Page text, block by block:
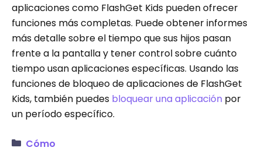
aplicaciones como FlashGet Kids pueden ofrecer
funciones más completas. Puede obtener informes
más detalle sobre el tiempo que sus hijos pasan
frente a la pantalla y tener control sobre cuánto
tiempo usan aplicaciones específicas. Usando las
funciones de bloqueo de aplicaciones de FlashGet
Kids, también puedes bloquear una aplicación por
un período específico.
Cómo